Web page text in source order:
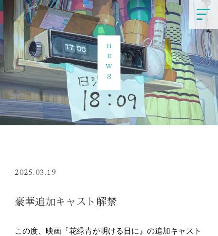
NEWS
2025.03.19
豪華追加キャスト解禁
この度、映画『花緑青が明ける日に』の追加キャスト